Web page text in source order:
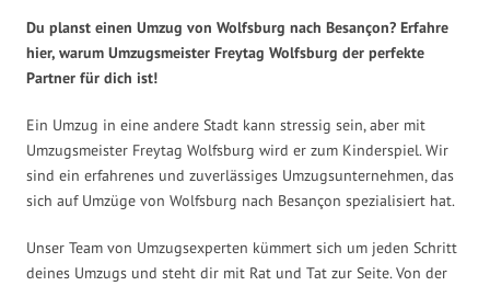
Du planst einen Umzug von Wolfsburg nach Besançon? Erfahre
hier, warum Umzugsmeister Freytag Wolfsburg der perfekte
Partner für dich ist!
Ein Umzug in eine andere Stadt kann stressig sein, aber mit
Umzugsmeister Freytag Wolfsburg wird er zum Kinderspiel. Wir
sind ein erfahrenes und zuverlässiges Umzugsunternehmen, das
sich auf Umzüge von Wolfsburg nach Besançon spezialisiert hat.
Unser Team von Umzugsexperten kümmert sich um jeden Schritt
deines Umzugs und steht dir mit Rat und Tat zur Seite. Von der